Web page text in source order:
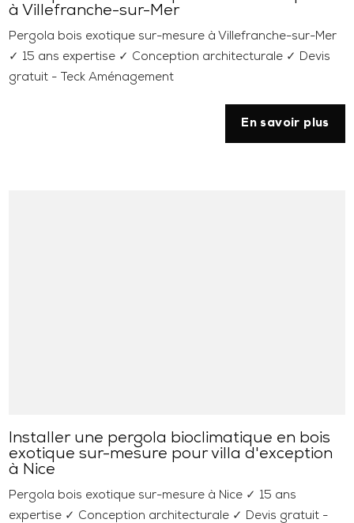
à Villefranche-sur-Mer
Pergola bois exotique sur-mesure à Villefranche-sur-Mer
✓ 15 ans expertise ✓ Conception architecturale ✓ Devis
gratuit - Teck Aménagement
En savoir plus
Installer une pergola bioclimatique en bois
exotique sur-mesure pour villa d'exception
à Nice
Pergola bois exotique sur-mesure à Nice ✓ 15 ans
expertise ✓ Conception architecturale ✓ Devis gratuit -